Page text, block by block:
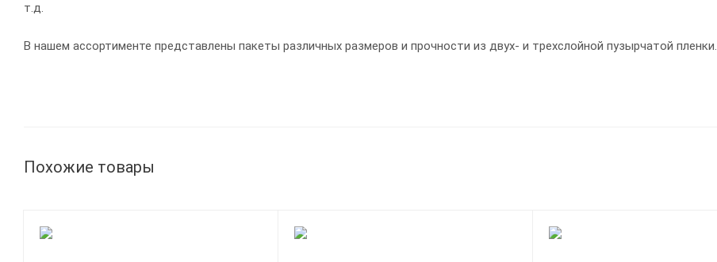
т.д.
В нашем ассортименте представлены пакеты различных размеров и прочности из двух- и трехслойной пузырчатой пленки.
Похожие товары